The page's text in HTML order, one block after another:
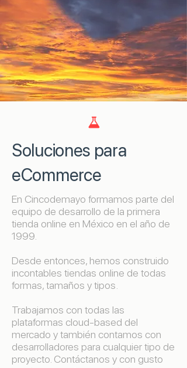

Soluciones para
eCommerce
En Cincodemayo formamos parte del
equipo de desarrollo de la primera
tienda online en México en el año de
1999.
Desde entonces, hemos construido
incontables tiendas online de todas
formas, tamaños y tipos.
Trabajamos con todas las
plataformas cloud-based del
mercado y también contamos con
desarrolladores para cualquier tipo de
proyecto. Contáctanos y con gusto